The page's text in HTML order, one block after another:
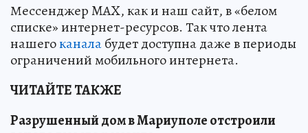
Мессенджер MAX, как и наш сайт, в «белом
списке» интернет-ресурсов. Так что лента
нашегоканалабудет доступна даже в периоды
ограничений мобильного интернета.
ЧИТАЙТЕ ТАКЖЕ
Разрушенный дом в Мариуполе отстроили